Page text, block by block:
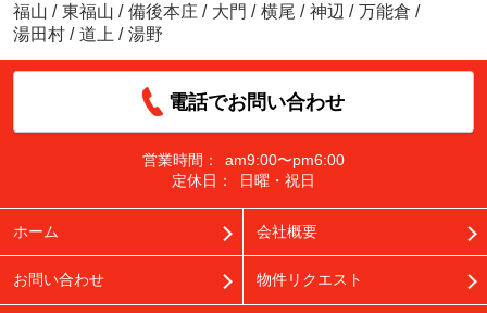
福山 / 東福山 / 備後本庄 / 大門 / 横尾 / 神辺 / 万能倉 /
湯田村 / 道上 / 湯野
電話でお問い合わせ
営業時間：
am9:00〜pm6:00
定休日：
日曜・祝日
ホーム 会社概要
お問い合わせ 物件リクエスト